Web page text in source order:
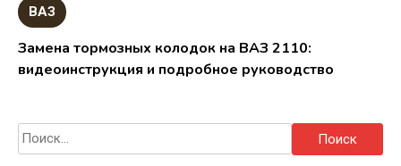
ВАЗ
Замена тормозных колодок на ВАЗ 2110:
видеоинструкция и подробное руководство
Найти: